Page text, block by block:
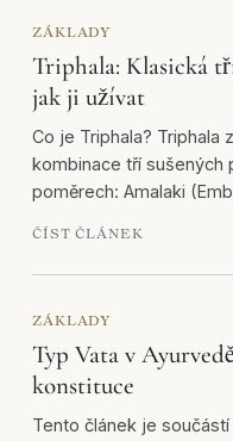
ZÁKLADY
Triphala: Klasická
jak ji užívat
Co je Triphala? Triphala
kombinace tří sušených
poměrech: Amalaki
ČÍST ČLÁNEK
ZÁKLADY
Typ Vata v
konstituce
Tento článek je